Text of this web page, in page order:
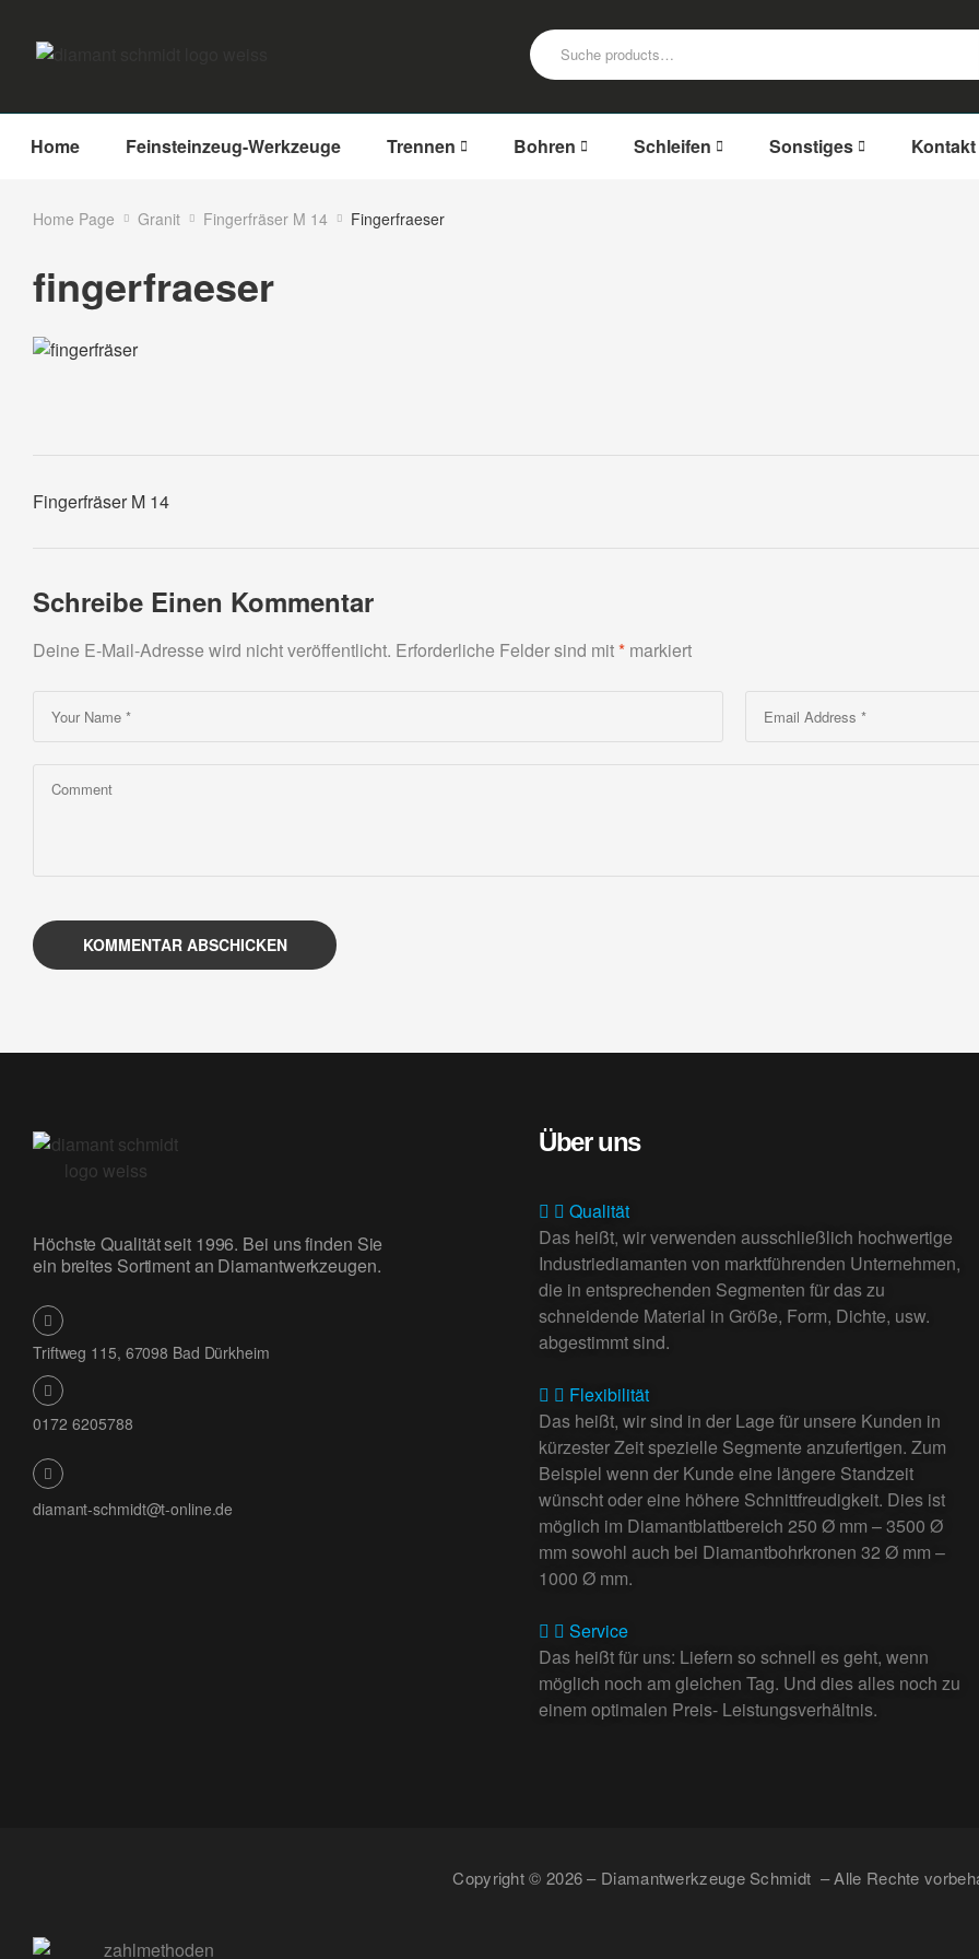
Home Feinsteinzeug-Werkzeuge Trennen Bohren Schleifen Sonstiges Kontakt
Home Page Granit Fingerfräser M 14 Fingerfraeser
fingerfraeser
Fingerfräser M 14
Schreibe Einen Kommentar
Deine E-Mail-Adresse wird nicht veröffentlicht. Erforderliche Felder sind mit* markiert
KOMMENTAR ABSCHICKEN
Höchste Qualität seit 1996. Bei uns finden Sie
ein breites Sortiment an Diamantwerkzeugen.
Triftweg 115, 67098 Bad Dürkheim
0172 6205788
diamant-schmidt@t-online.de
Über uns
Qualität
Das heißt, wir verwenden ausschließlich hochwertige
Industriediamanten von marktführenden Unternehmen,
die in entsprechenden Segmenten für das zu
schneidende Material in Größe, Form, Dichte, usw.
abgestimmt sind.
Flexibilität
Das heißt, wir sind in der Lage für unsere Kunden in
kürzester Zeit spezielle Segmente anzufertigen. Zum
Beispiel wenn der Kunde eine längere Standzeit
wünscht oder eine höhere Schnittfreudigkeit. Dies ist
möglich im Diamantblattbereich 250 Ø mm – 3500 Ø
mm sowohl auch bei Diamantbohrkronen 32 Ø mm –
1000 Ø mm.
Service
Das heißt für uns: Liefern so schnell es geht, wenn
möglich noch am gleichen Tag. Und dies alles noch zu
einem optimalen Preis- Leistungsverhältnis.
Copyright © 2026 – Diamantwerkzeuge Schmidt – Alle Rechte